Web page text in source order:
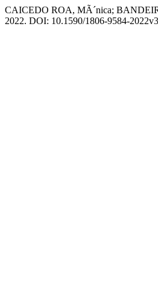
CAICEDO ROA, MÃ´nica;
2022. DOI: 10.1590/1806-9584-